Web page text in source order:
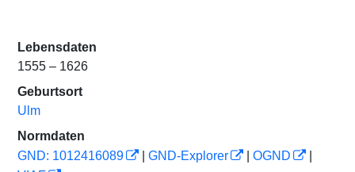
Lebensdaten
1555 – 1626
Geburtsort
Ulm
Normdaten
GND: 1012416089
GND-Explorer OGND